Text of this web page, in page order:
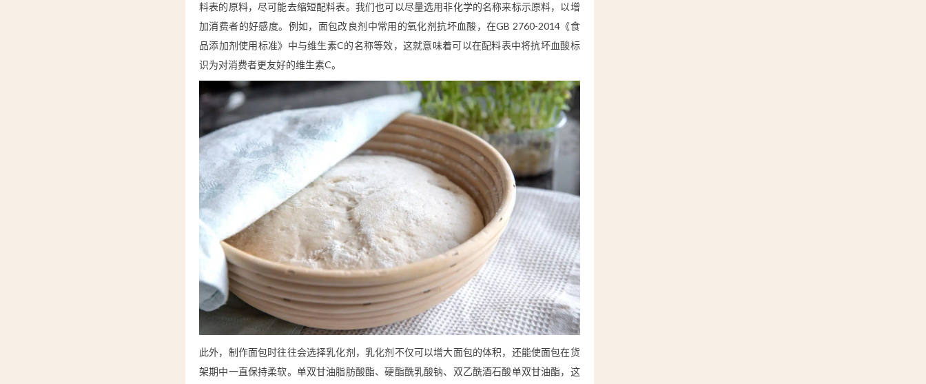
料表的原料，尽可能去缩短配料表。我们也可以尽量选用非化学的名称来标示原料，以增
加消费者的好感度。例如，面包改良剂中常用的氧化剂抗坏血酸，在GB 2760-2014《食
品添加剂使用标准》中与维生素C的名称等效，这就意味着可以在配料表中将抗坏血酸标
识为对消费者更友好的维生素C。
此外，制作面包时往往会选择乳化剂，乳化剂不仅可以增大面包的体积，还能使面包在货
架期中一直保持柔软。单双甘油脂肪酸酯、硬酯酰乳酸钠、双乙酰酒石酸单双甘油酯，这